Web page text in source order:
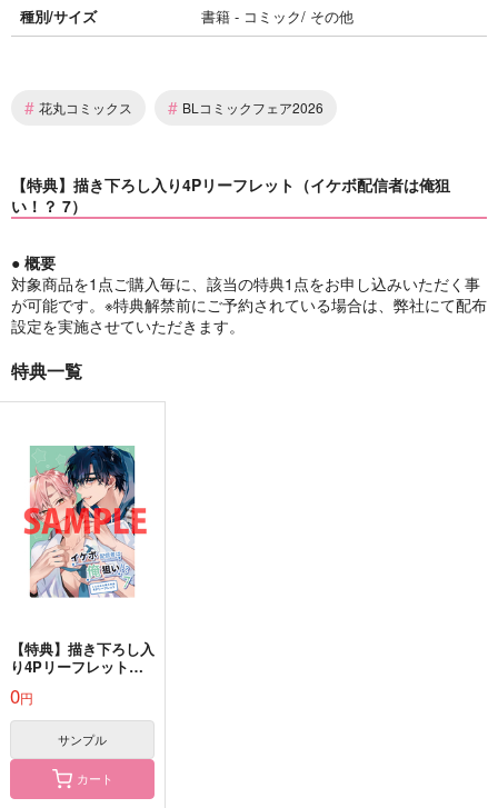
種別/サイズ
書籍 - コミック/ その他
# 花丸コミックス # BLコミックフェア2026
【特典】描き下ろし入り4Pリーフレット（イケボ配信者は俺狙
い！？ 7）
● 概要
対象商品を1点ご購入毎に、該当の特典1点をお申し込みいただく事
が可能です。※特典解禁前にご予約されている場合は、弊社にて配布
設定を実施させていただきます。
特典一覧
【特典】描き下ろし入
り4Pリーフレット
い！？ 7）
0円
サンプル
カート